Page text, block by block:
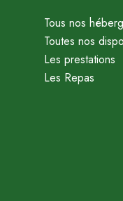
Tous nos
Toutes nos
Les prestations
Les Repas